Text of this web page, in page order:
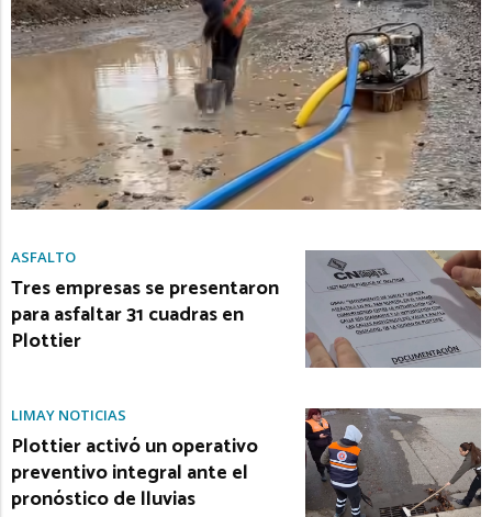
ASFALTO
Tres empresas se presentaron
para asfaltar 31 cuadras en
Plottier
LIMAY NOTICIAS
Plottier activó un operativo
preventivo integral ante el
pronóstico de lluvias